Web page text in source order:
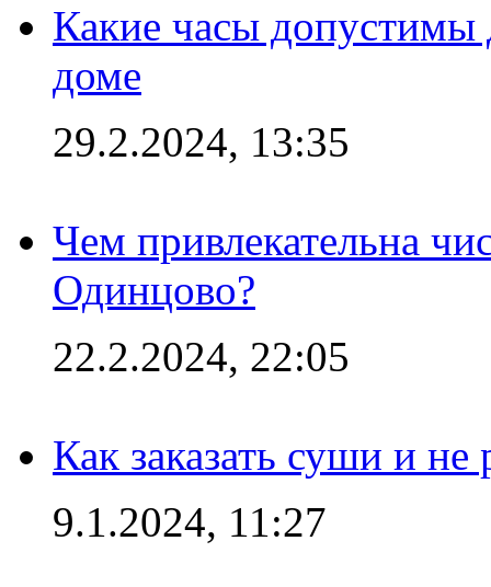
Какие часы
доме
29.2.2024, 13:35
Чем привлекательна
Одинцово?
22.2.2024, 22:05
Как заказать суши и не
9.1.2024, 11:27